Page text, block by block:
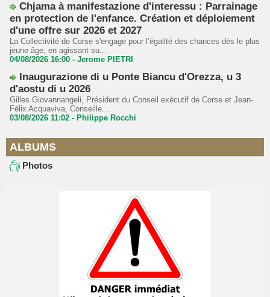
Chjama à manifestazione d'interessu : Parrainage
en protection de l'enfance. Création et déploiement
d'une offre sur 2026 et 2027
La Collectivité de Corse s'engage pour l’égalité des chances dès le plus
jeune âge, en agissant su...
04/08/2026 16:00 - Jerome PIETRI
Inaugurazione di u Ponte Biancu d'Orezza, u 3
d'aostu di u 2026
Gilles Giovannangeli, Président du Conseil exécutif de Corse et Jean-
Félix Acquaviva, Conseille...
03/08/2026 11:02 - Philippe Rocchi
ALBUMS
Photos